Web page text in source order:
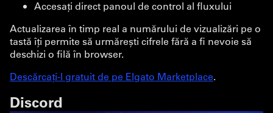
Accesați direct panoul de control al fluxului
Actualizarea în timp real a numărului de vizualizări pe o
tastă îți permite să urmărești cifrele fără a fi nevoie să
deschizi o filă în browser.
Descărcați-l gratuit de pe Elgato Marketplace.
Discord